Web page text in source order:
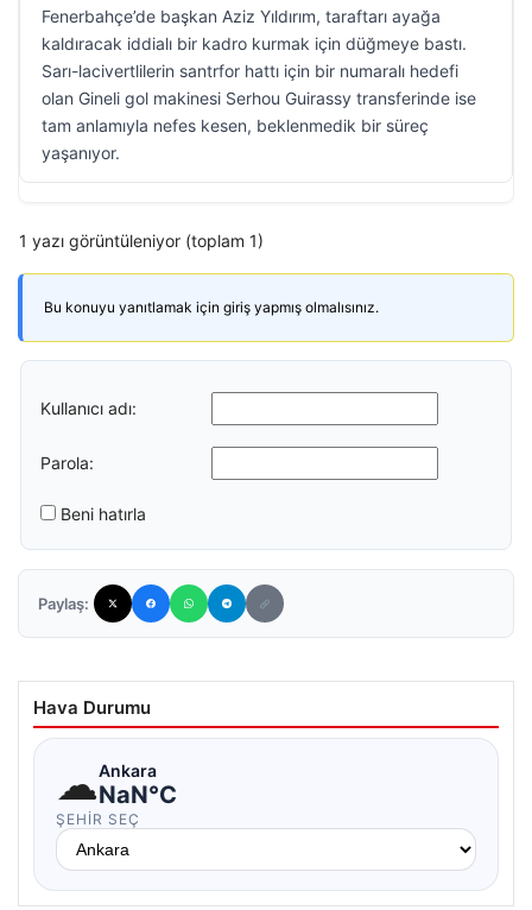
Fenerbahçe’de başkan Aziz Yıldırım, taraftarı ayağa
kaldıracak iddialı bir kadro kurmak için düğmeye bastı.
Sarı-lacivertlilerin santrfor hattı için bir numaralı hedefi
olan Gineli gol makinesi Serhou Guirassy transferinde ise
tam anlamıyla nefes kesen, beklenmedik bir süreç
yaşanıyor.
1 yazı görüntüleniyor (toplam 1)
Bu konuyu yanıtlamak için giriş yapmış olmalısınız.
Kullanıcı adı:
Parola:
Beni hatırla
Paylaş:
Hava Durumu
☁Ankara
NaN°C
ŞEHIR SEÇ